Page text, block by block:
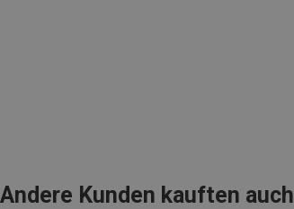
Andere Kunden kauften auch